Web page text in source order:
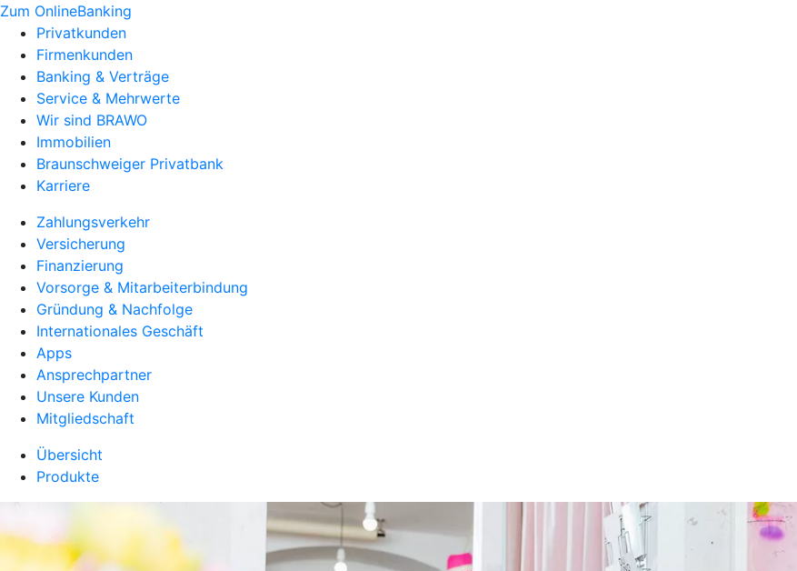
Zum OnlineBanking
Privatkunden
Firmenkunden
Banking & Verträge
Service & Mehrwerte
Wir sind BRAWO
Immobilien
Braunschweiger Privatbank
Karriere
Zahlungsverkehr
Versicherung
Finanzierung
Vorsorge & Mitarbeiterbindung
Gründung & Nachfolge
Internationales Geschäft
Apps
Ansprechpartner
Unsere Kunden
Mitgliedschaft
Übersicht
Produkte